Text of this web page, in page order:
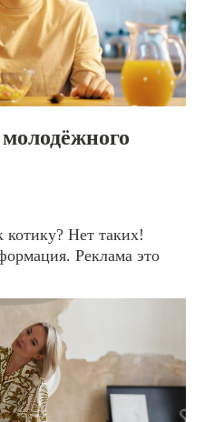
Нет таких!
Реклама это